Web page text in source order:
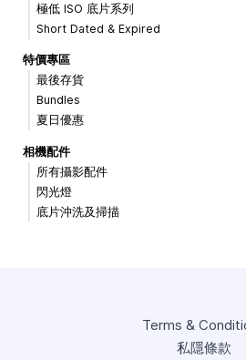
極低 ISO 底片系列
Short Dated & Expired
特價專區
最後存貨
Bundles
夏日優惠
相機配件
所有攝影配件
閃光燈
底片沖洗及掃描
Terms &
私隱條款